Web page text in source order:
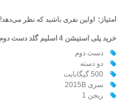
امتیاز: اولین نفری باشید که نظر می‌دهد!
خرید پلی استیشن 4 اسلیم گلد دست دوم
دست دوم
دو دسته
500 گیگابایت
سری 2015B
ریجن 1